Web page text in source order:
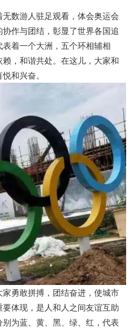
数游人驻足观看，体会奥运会
作与团结，彰显了世界各国追
着一个大洲，五个环相辅相
，和谐共处。在这儿，大家和
和兴奋。
勇敢拼搏，团结奋进，使城市
体现，是人和人之间友谊互助
为蓝、黄、黑、绿、红，代表